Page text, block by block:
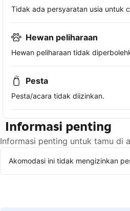
Tidak ada persyaratan usia untuk
Hewan peliharaan
Hewan peliharaan tidak
Pesta
Pesta/acara tidak diizinkan.
Informasi penting
Informasi penting untuk tamu di
Akomodasi ini tidak mengizinkan